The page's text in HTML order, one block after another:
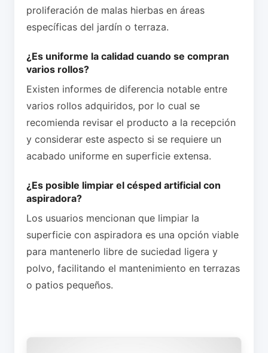
proliferación de malas hierbas en áreas
específicas del jardín o terraza.
¿Es uniforme la calidad cuando se compran
varios rollos?
Existen informes de diferencia notable entre
varios rollos adquiridos, por lo cual se
recomienda revisar el producto a la recepción
y considerar este aspecto si se requiere un
acabado uniforme en superficie extensa.
¿Es posible limpiar el césped artificial con
aspiradora?
Los usuarios mencionan que limpiar la
superficie con aspiradora es una opción viable
para mantenerlo libre de suciedad ligera y
polvo, facilitando el mantenimiento en terrazas
o patios pequeños.